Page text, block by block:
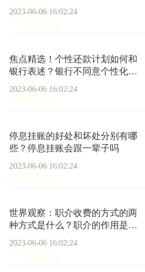
天天速看料
2023-06-06 16:02:24
焦点精选！个性还款计划如何和
银行表述？银行不同意个性化分
2023-06-06 16:02:24
停息挂账的好处和坏处分别有哪
些？停息挂账会跟一辈子吗
2023-06-06 16:02:24
世界观察：职介收费的方式的两
种方式是什么？职介的作用是什
么？
2023-06-06 16:02:24